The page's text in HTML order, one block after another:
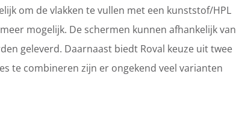
om de vlakken te vullen met een kunststof/HPL
mogelijk. De schermen kunnen afhankelijk van
geleverd. Daarnaast biedt Roval keuze uit twee
te combineren zijn er ongekend veel varianten